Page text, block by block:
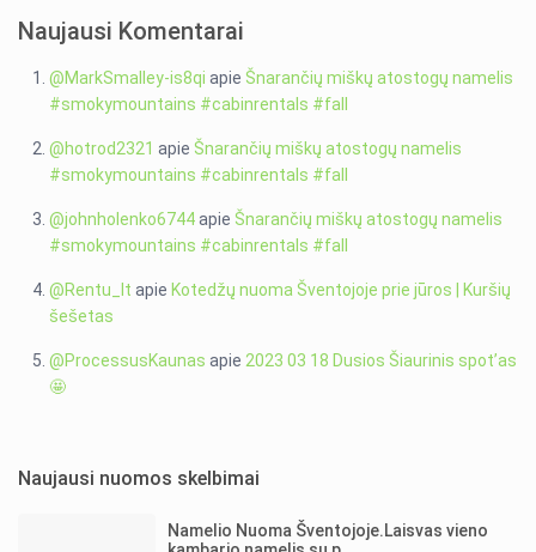
Naujausi Komentarai
@MarkSmalley-is8qi apie Šnarančių miškų atostogų namelis
#smokymountains #cabinrentals #fall
@hotrod2321 apie Šnarančių miškų atostogų namelis
#smokymountains #cabinrentals #fall
@johnholenko6744apie Šnarančių miškų atostogų namelis
#smokymountains #cabinrentals #fall
@Rentu_lt apie Kotedžų nuoma Šventojoje prie jūros | Kuršių
šešetas
@ProcessusKaunas apie 2023 03 18 Dusios Šiaurinis spot’as
🤩
Naujausi nuomos skelbimai
Namelio Nuoma Šventojoje.Laisvas vieno